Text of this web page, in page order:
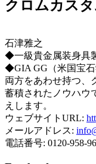
クロムカス
石津雅之
◆一級貴金属装身具
◆GIA GG（米国宝石
両方をあわせ持つ、
蓄積されたノウハウ
えします。
ウェブサイトURL:
メールアドレス:
電話番号: 0120-958-